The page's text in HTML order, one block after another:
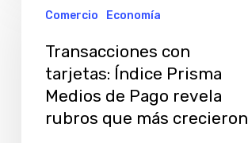
Índice
Prisma
Medios
Comercio Economía
Transacciones con
tarjetas: Índice Prisma
Medios de Pago revela
rubros que más crecieron